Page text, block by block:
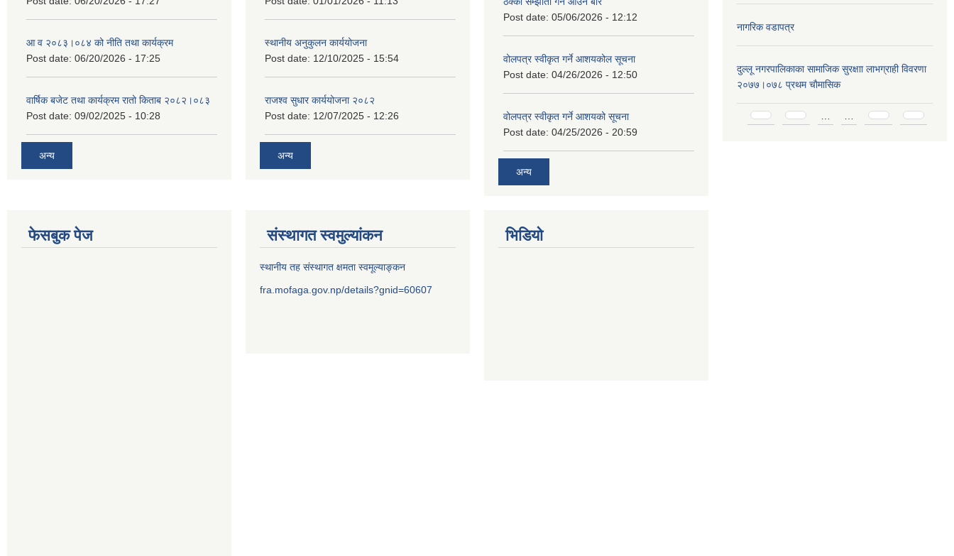
आ व २०८३।०८४ को नीति तथा कार्यक्रम
Post date: 06/20/2026 - 17:25
वार्षिक बजेट तथा कार्यक्रम रातो किताब २०८२।०८३
Post date: 09/02/2025 - 10:28
अन्य
स्थानीय अनुकुलन कार्ययोजना
Post date: 12/10/2025 - 15:54
राजश्व सुधार कार्ययोजना २०८२
Post date: 12/07/2025 - 12:26
अन्य
Post date: 05/06/2026 - 12:12
वोलपत्र स्वीकृत गर्ने आशयकोल सूचना
Post date: 04/26/2026 - 12:50
वोलपत्र स्वीकृत गर्ने आशयको सूचना
Post date: 04/25/2026 - 20:59
अन्य
नागरिक वडापत्र
दुल्लू नगरपालिकाका सामाजिक सुरक्षाा लाभग्राही विवरणा
२०७७।०७८ प्रथम चाैमासिक
Pages
फेसबुक पेज संस्थागत स्वमुल्यांकन
स्थानीय तह संस्थागत क्षमता स्वमूल्याङ्कन
fra.mofaga.gov.np/details?gnid=60607
भिडियो